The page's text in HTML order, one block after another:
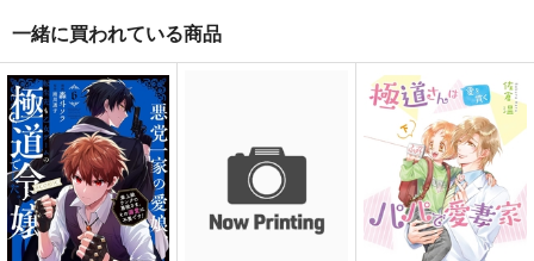
BLUE nankaAkanjin
oOMNIBUS
ハイパーソニックソウ
ル
3,025円（税込）
Fate/Grand Order
アルジュナ
カルナ
3,025円（税込）
Fate/Grand Order
悪縁
ぽむ屋
770 円（税込）
Fate/Grand Order
マシュ・キリエライト
リリス
一緒に買われている商品